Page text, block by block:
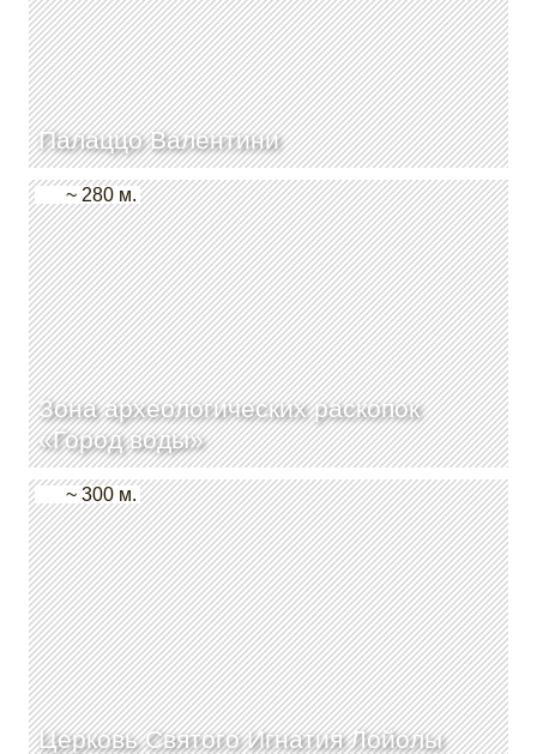
Палаццо Валентини
Зона археологических раскопок
«Город воды»
~ 280 м.
Церковь Святого Игнатия Лойолы
~ 300 м.